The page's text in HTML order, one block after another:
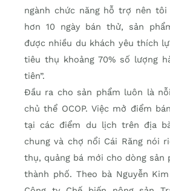
ngành chức năng hỗ trợ nên
hơn 10 ngày bán thử, sản
được nhiều du khách yêu thích
tiêu thụ khoảng 70% số lượng
tiên”.
Ðầu ra cho sản phẩm luôn là
chủ thể OCOP. Việc mở điểm
tại các điểm du lịch trên địa
chung và chợ nổi Cái Răng nói
thụ, quảng bá mới cho dòng sản
thành phố. Theo bà Nguyễn